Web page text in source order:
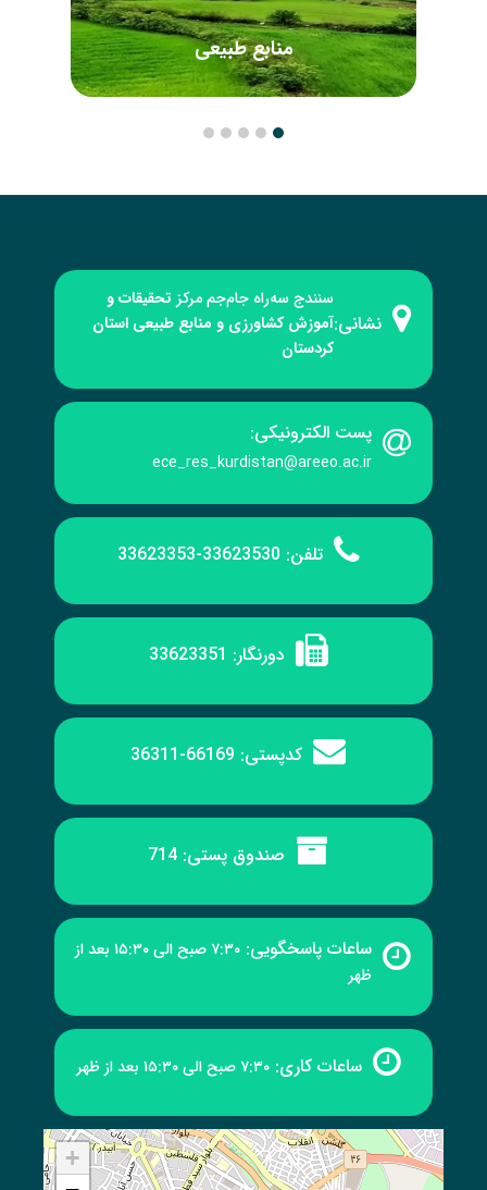
آبخیزداری
نشانی:
سنندج سه‌راه جام‌جم مرکز تحقیقات و
آموزش کشاورزی و منابع طبیعی استان
کردستان
پست الکترونیکی:
ece_res_kurdistan@areeo.ac.ir
تلفن: 33623530-33623353
دورنگار: 33623351
کدپستی: 66169-36311
صندوق پستی: 714
ساعات پاسخگویی:
۷:۳۰ صبح الی ۱۵:۳۰ بعد از
ظهر
ساعات کاری:۷:۳۰ صبح الی ۱۵:۳۰ بعد از ظهر
+